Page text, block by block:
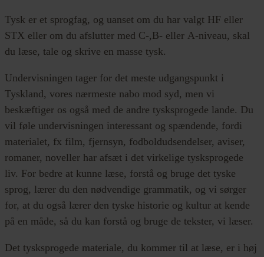
Tysk er et sprogfag, og uanset om du har valgt HF eller
STX eller om du afslutter med C-,B- eller A-niveau, skal
du læse, tale og skrive en masse tysk.
Undervisningen tager for det meste udgangspunkt i
Tyskland, vores nærmeste nabo mod syd, men vi
beskæftiger os også med de andre tysksprogede lande. Du
vil føle undervisningen interessant og spændende, fordi
materialet, fx film, fjernsyn, fodboldudsendelser, aviser,
romaner, noveller har afsæt i det virkelige tysksprogede
liv. For bedre at kunne læse, forstå og bruge det tyske
sprog, lærer du den nødvendige grammatik, og vi sørger
for, at du også lærer den tyske historie og kultur at kende
på en måde, så du kan forstå og bruge de tekster, vi læser.
Det tysksprogede materiale, du kommer til at læse, er i høj